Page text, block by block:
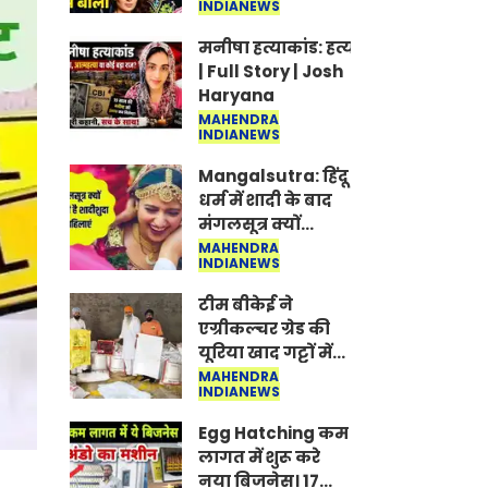
Jantar-Mantar |
CJP protest
INDIANEWS
मनीषा हत्याकांड: हत्या, आत्महत्या या
| Full Story | Josh
Haryana
MAHENDRA
INDIANEWS
Mangalsutra: हिंदू
धर्म में शादी के बाद
मंगलसूत्र क्यों
पहनती है महिलाएं,
किसने शुरु की ये
परंपरा
MAHENDRA
INDIANEWS
टीम बीकेई ने
एग्रीकल्चर ग्रेड की
यूरिया खाद गट्टों में
बदलकर टेक्निकल
ग्रेड में बेचने वालों पर
करवाई कार्रवाई:
लखविंदर सिंह
औलख
MAHENDRA
INDIANEWS
Egg Hatching कम
लागत में शुरू करे
नया बिजनेस। 17